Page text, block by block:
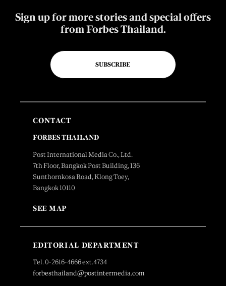
Sign up for more stories and special offers
from Forbes Thailand.
SUBSCRIBE
CONTACT
FORBES THAILAND
Post International Media Co., Ltd.
7th Floor, Bangkok Post Building, 136
Sunthornkosa Road, Klong Toey,
Bangkok 10110
SEE MAP
EDITORIAL DEPARTMENT
Tel. 0-2616-4666 ext.4734
forbesthailand@postintermedia.com